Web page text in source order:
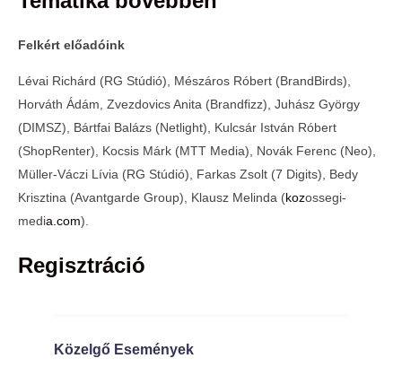
Felkért előadóink
Lévai Richárd (RG Stúdió), Mészáros Róbert (BrandBirds),
Horváth Ádám, Zvezdovics Anita (Brandfizz), Juhász György
(DIMSZ), Bártfai Balázs (Netlight), Kulcsár István Róbert
(ShopRenter), Kocsis Márk (MTT Media), Novák Ferenc (Neo),
Müller-Váczi Lívia (RG Stúdió), Farkas Zsolt (7 Digits), Bedy
Krisztina (Avantgarde Group), Klausz Melinda (kozossegi-
media.com).
Regisztráció
Közelgő Események